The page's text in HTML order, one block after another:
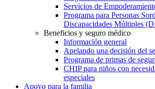
Servicios de
Programa para Personas
Discapacidades Múltiples
Beneficios y seguro médico
Información general
Apelando una decisión del
Programa de primas de
CHIP para niños con
especiales
Apoyo para la familia